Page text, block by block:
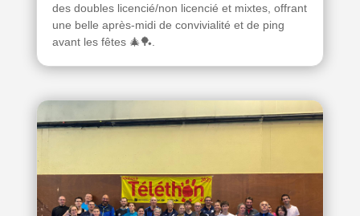
des doubles licencié/non licencié et mixtes, offrant
une belle après-midi de convivialité et de ping
avant les fêtes 🎄🏓.